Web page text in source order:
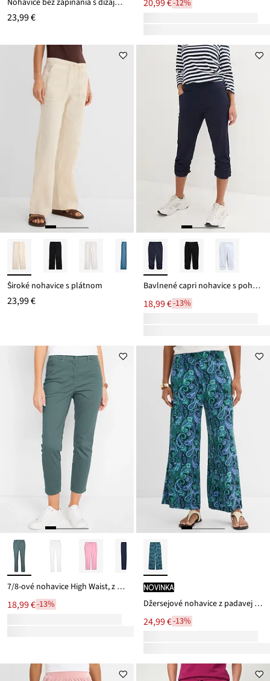
23,99 €
20,99 €-12%
Široké nohavice s plátnom
23,99 €
Bavlnené capri nohavice s pohodlným pásom
18,99 €-13%
7/8-ové nohavice High Waist, z bavlneného mixu
18,99 €-13%
novinka
Džersejové nohavice z padavej viskózy
24,99 €-13%